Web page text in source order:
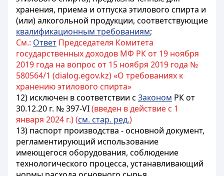
хранения, приема и отпуска этилового спирта и
(или) алкогольной продукции, соответствующие
квалификационным требованиям;
См.: Ответ Председателя Комитета
государственных доходов МФ РК от 19 ноября
2019 года на вопрос от 15 ноября 2019 года №
580564/1 (dialog.egov.kz) «О требованиях к
хранению этилового спирта»
12) исключен в соответствии с Законом РК от
30.12.20 г. № 397-VI(введен в действие с 1
января 2024 г.) (см. стар. ред.)
13) паспорт производства - основной документ,
регламентирующий использование
имеющегося оборудования, соблюдение
технологического процесса, устанавливающий